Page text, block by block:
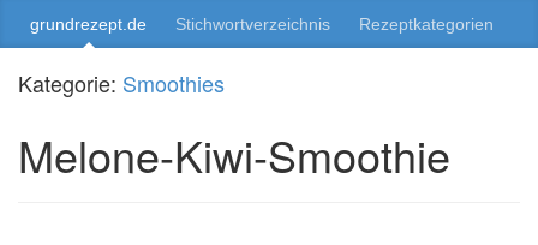
grundrezept.de Stichwortverzeichnis Rezeptkategorien
Kategorie: Smoothies
Melone-Kiwi-Smoothie